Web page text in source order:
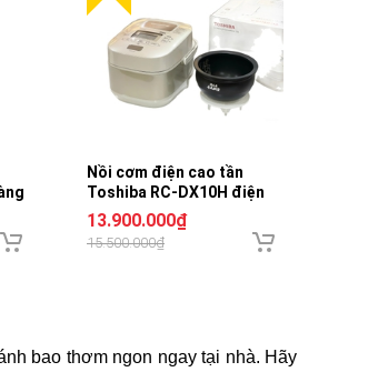
Nồi cơm điện cao tần
Toshiba RC-DX10H điện
áp 220v | Xuất xứ Nhật Bản
13.900.000₫
15.500.000₫
bao thơm ngon ngay tại nhà. Hãy